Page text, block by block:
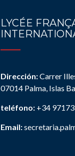
LYCÉE
Dirección:Carrer
07014 Palma, Islas
teléfono: +34
Email: